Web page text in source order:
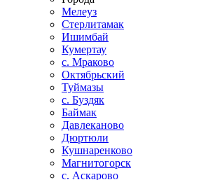
Мелеуз
Стерлитамак
Ишимбай
Кумертау
c. Мраково
Октябрьский
Туймазы
c. Буздяк
Баймак
Давлеканово
Дюртюли
Кушнаренково
Магнитогорск
с. Аскарово